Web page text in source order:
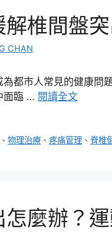
椎間盤
CHAN
都市人常見的健康問
面臨 … 閱讀全文
、物理治療 、疼痛管理 、脊椎
麼辦？